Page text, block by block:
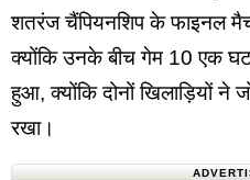
शतरंज चैंपियनशिप के फाइनल मैच
क्योंकि उनके बीच गेम 10 एक
हुआ, क्योंकि दोनों खिलाड़ियों ने
रखा।